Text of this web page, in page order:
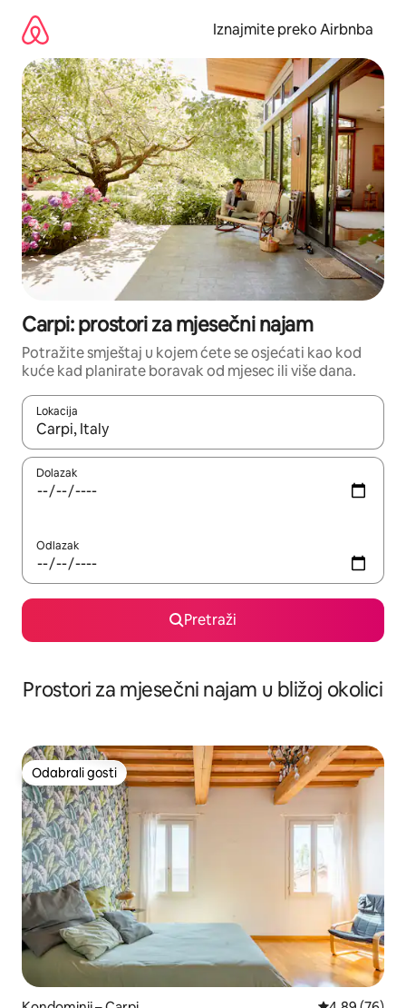
sadržaj
Iznajmite preko Airbnba
Carpi: prostori za mjesečni najam
Potražite smještaj u kojem ćete se osjećati kao kod
kuće kad planirate boravak od mjesec ili više dana.
Lokacija
Kada budu dostupni rezultati, moći ćete ih pregledati
Dolazak
Odlazak
Pretraži
Prostori za mjesečni najam u bližoj okolici
Odabrali gosti
Odabrali gosti